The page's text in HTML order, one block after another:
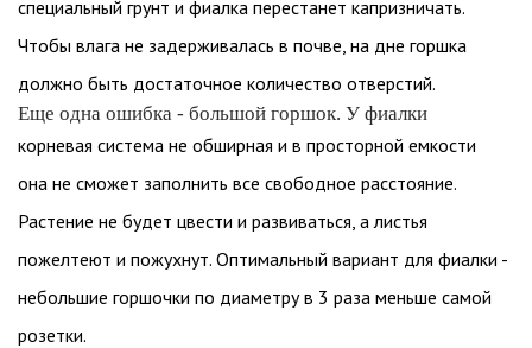
специальный грунт и фиалка перестанет капризничать.
Чтобы влага не задерживалась в почве, на дне горшка
должно быть достаточное количество отверстий.
Еще одна ошибка - большой горшок. У фиалки
корневая система не обширная и в просторной емкости
она не сможет заполнить все свободное расстояние.
Растение не будет цвести и развиваться, а листья
пожелтеют и пожухнут. Оптимальный вариант для фиалки -
небольшие горшочки по диаметру в 3 раза меньше самой
розетки.